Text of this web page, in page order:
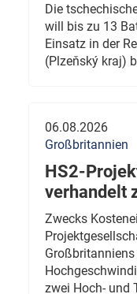
Die
will bis zu 13
Einsatz in der
(Plzeňský kraj)
06.08.2026
Großbritannien
HS2-
verhandelt
Zwecks
zwei Hoch- und